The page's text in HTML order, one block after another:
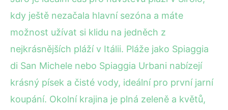
kdy ještě nezačala hlavní sezóna a máte
možnost užívat si klidu na jedněch z
nejkrásnějších pláží v Itálii. Pláže jako Spiaggia
di San Michele nebo Spiaggia Urbani nabízejí
krásný písek a čisté vody, ideální pro první jarní
koupání. Okolní krajina je plná zeleně a květů,